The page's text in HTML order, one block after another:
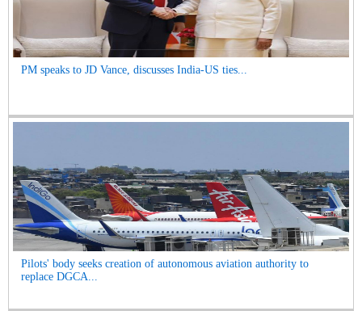
PM speaks to JD Vance, discusses India-US ties...
Pilots' body seeks creation of autonomous aviation authority to
replace DGCA...